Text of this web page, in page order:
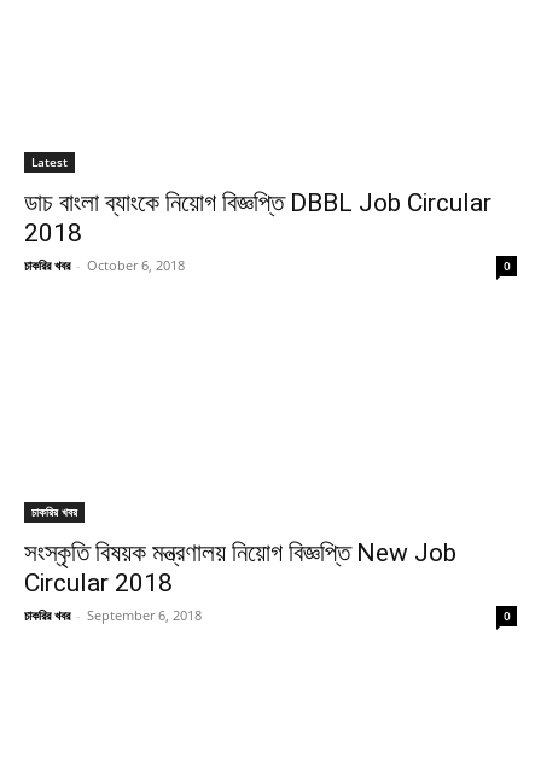
Latest
ডাচ বাংলা ব্যাংকে নিয়োগ বিজ্ঞপ্তি DBBL Job Circular
2018
চাকরির খবর - October 6, 2018 0
চাকরির খবর
সংস্কৃতি বিষয়ক মন্ত্রণালয় নিয়োগ বিজ্ঞপ্তি New Job
Circular 2018
চাকরির খবর - September 6, 2018 0